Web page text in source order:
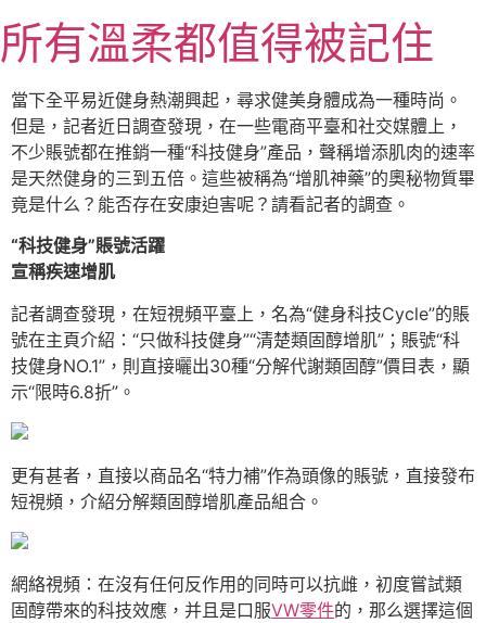
至
主
要
內
容
所有溫柔都值得被記住
當下全平易近健身熱潮興起，尋求健美身體成為一種時尚。
但是，記者近日調查發現，在一些電商平臺和社交媒體上，
不少賬號都在推銷一種“科技健身”產品，聲稱增添肌肉的速率
是天然健身的三到五倍。這些被稱為“增肌神藥”的奧秘物質畢
竟是什么？能否存在安康迫害呢？請看記者的調查。
“科技健身”賬號活躍
宣稱疾速增肌
記者調查發現，在短視頻平臺上，名為“健身科技Cycle”的賬
號在主頁介紹：“只做科技健身”“清楚類固醇增肌”；賬號“科
技健身NO.1”，則直接曬出30種“分解代謝類固醇”價目表，顯
示“限時6.8折”。
更有甚者，直接以商品名“特力補”作為頭像的賬號，直接發布
短視頻，介紹分解類固醇增肌產品組合。
網絡視頻：在沒有任何反作用的同時可以抗雌，初度嘗試類
固醇帶來的科技效應，并且是口服VW零件的，那么選擇這個